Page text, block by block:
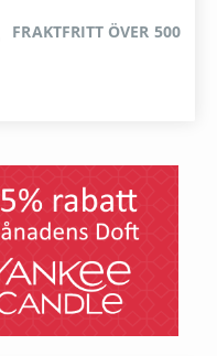
FRAKTFRITT ÖVER 500